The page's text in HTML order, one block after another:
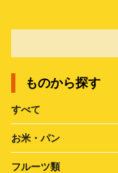
ものから探す
すべて
お米・パン
フルーツ類